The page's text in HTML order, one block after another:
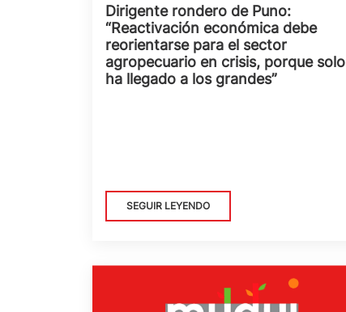
Dirigente rondero de Puno:
“Reactivación económica debe
reorientarse para el sector
agropecuario en crisis, porque solo
ha llegado a los grandes”
SEGUIR LEYENDO